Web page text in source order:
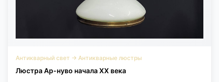
Антикварный свет → Антикварные люстры
Люстра Ар-нуво начала XX века